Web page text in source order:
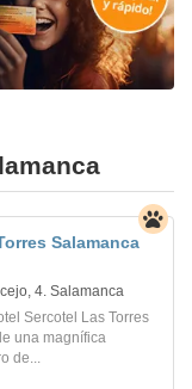
Salamanca
4. Salamanca
Sercotel Las Torres
una magnífica
de...